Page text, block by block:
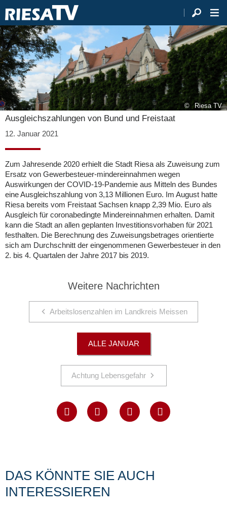
Riesa TV
Ausgleichszahlungen von Bund und Freistaat
12. Januar 2021
Zum Jahresende 2020 erhielt die Stadt Riesa als Zuweisung zum
Ersatz von Gewerbesteuer-mindereinnahmen wegen
Auswirkungen der COVID-19-Pandemie aus Mitteln des Bundes
eine Ausgleichszahlung von 3,13 Millionen Euro. Im August hatte
Riesa bereits vom Freistaat Sachsen knapp 2,39 Mio. Euro als
Ausgleich für coronabedingte Mindereinnahmen erhalten. Damit
kann die Stadt an allen geplanten Investitionsvorhaben für 2021
festhalten. Die Berechnung des Zuweisungsbetrages orientierte
sich am Durchschnitt der eingenommenen Gewerbesteuer in den
2. bis 4. Quartalen der Jahre 2017 bis 2019.
Weitere Nachrichten
Arbeitslosenzahlen im Landkreis Meissen
ALLE JANUAR
Achtung Lebensgefahr
DAS KÖNNTE SIE AUCH
INTERESSIEREN